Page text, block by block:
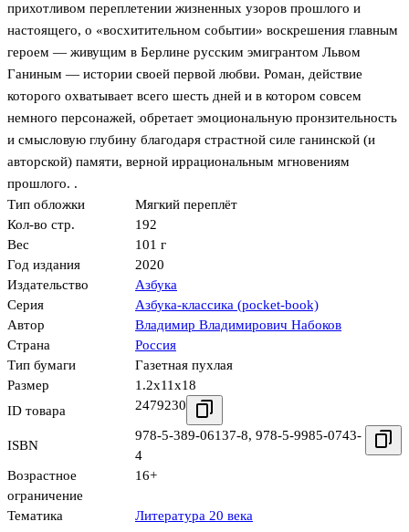
прихотливом переплетении жизненных узоров прошлого и
настоящего, о «восхитительном событии» воскрешения главным
героем — живущим в Берлине русским эмигрантом Львом
Ганиным — истории своей первой любви. Роман, действие
которого охватывает всего шесть дней и в котором совсем
немного персонажей, обретает эмоциональную пронзительность
и смысловую глубину благодаря страстной силе ганинской (и
авторской) памяти, верной иррациональным мгновениям
прошлого. .
Тип обложки
Мягкий переплёт
Кол-во стр.
192
Вес
101 г
Год издания
2020
Издательство
Азбука
Серия
Азбука-классика (pocket-book)
Автор
Владимир Владимирович Набоков
Страна
Россия
Тип бумаги
Газетная пухлая
Размер
1.2x11x18
ID товара
2479230
ISBN
978-5-389-06137-8, 978-5-9985-0743-
4
Возрастное
ограничение
16+
Тематика Литература 20 века